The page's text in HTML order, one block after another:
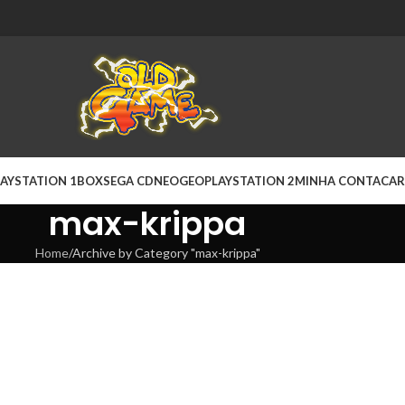
1BOXSEGA CDNEOGEOPLAYSTATION 2MINHA CONTA
max-krippa
Home Archive by Category "max-krippa"